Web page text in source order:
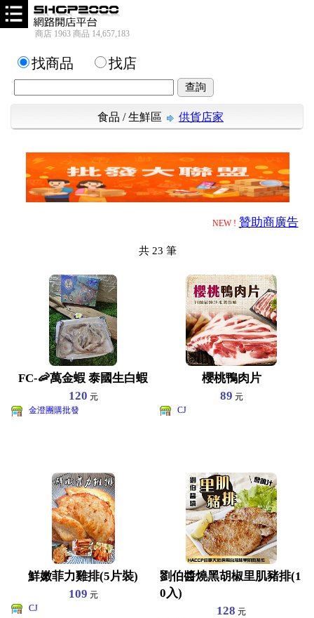
商店 1963 商品 14,657,183
找商品 找店
食品 /生鮮區 供貨店家
NEW ! 贊助商廣告
共23 筆
FC-🦐萬金蝦 泰國生白蝦
120 元
金澄團購批發
櫻桃鴨肉片
89 元
CJ
鮮嫩菲力雞排(5片裝)
109 元
CJ
劉伯醬燒黑胡椒里肌豬排(1
0入)
128 元